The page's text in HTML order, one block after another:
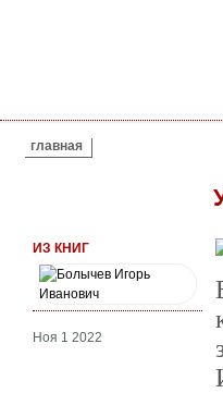
ВЫ ЗДЕСЬ
главная
ИЗ КНИГ
Ноя 1 2022